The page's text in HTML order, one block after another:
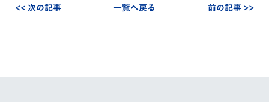
<< 次の記事 一覧へ戻る 前の記事 >>